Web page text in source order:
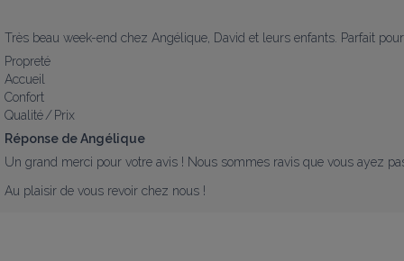
Très beau week-end chez Angélique, David et leurs enfants. Parfait
Propreté
Accueil
Confort
Qualité / Prix
Réponse de Angélique
Un grand merci pour votre avis ! Nous sommes ravis que vous ayez
Au plaisir de vous revoir chez nous !